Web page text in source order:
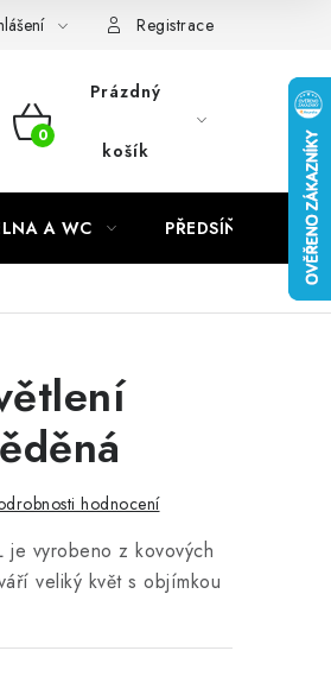
Registrace
NÁKUPNÍ
Prázdný
košík
A WC PŘEDSÍŇ
hodnocení
je vyrobeno z kovových
veliký květ s objímkou